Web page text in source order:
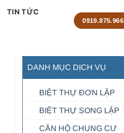
TIN TỨC
0919.875.966
DANH MỤC DỊCH VỤ
BIỆT THỰ ĐƠN LẬP
BIỆT THỰ SONG LẬP
CĂN HỘ CHUNG CƯ